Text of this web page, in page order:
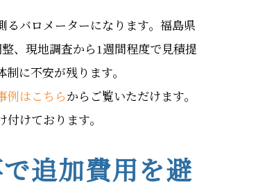
るバロメーターになります。福島県
、現地調査から1週間程度で見積提
に不安が残ります。
例はこちら からご覧いただけます。
付けております。
追加費用を避